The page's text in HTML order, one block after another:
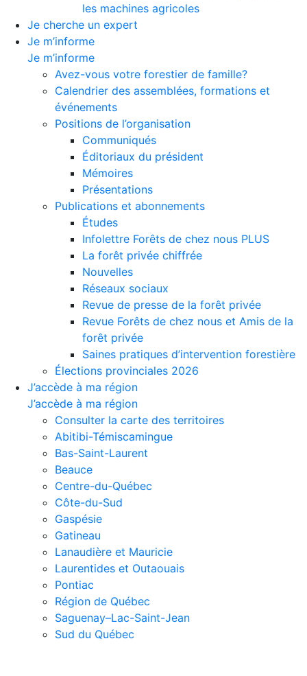
les machines agricoles
Je cherche un expert
Je m’informe
Je m’informe
Avez-vous votre forestier de famille?
Calendrier des assemblées, formations et
événements
Positions de l’organisation
Communiqués
Éditoriaux du président
Mémoires
Présentations
Publications et abonnements
Études
Infolettre Forêts de chez nous PLUS
La forêt privée chiffrée
Nouvelles
Réseaux sociaux
Revue de presse de la forêt privée
Revue Forêts de chez nous et Amis de la
forêt privée
Saines pratiques d’intervention forestière
Élections provinciales 2026
J’accède à ma région
J’accède à ma région
Consulter la carte des territoires
Abitibi-Témiscamingue
Bas-Saint-Laurent
Beauce
Centre-du-Québec
Côte-du-Sud
Gaspésie
Gatineau
Lanaudière et Mauricie
Laurentides et Outaouais
Pontiac
Région de Québec
Saguenay–Lac-Saint-Jean
Sud du Québec